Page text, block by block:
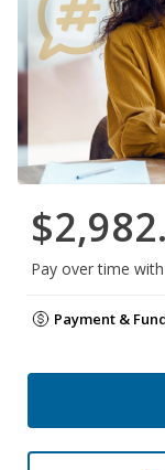
Pay over time with
Payment &